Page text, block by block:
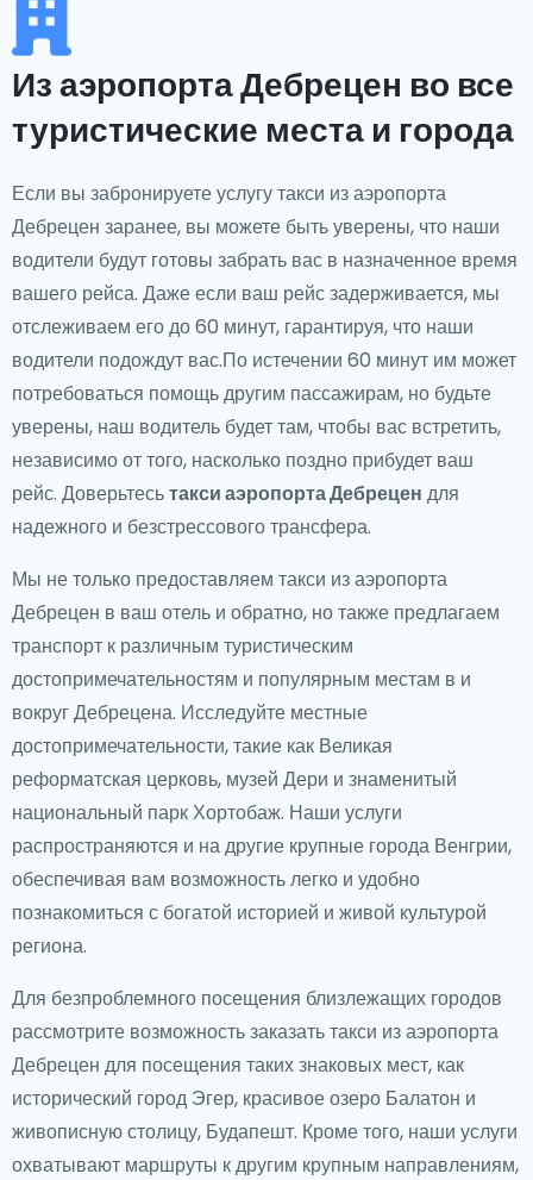
Из аэропорта Дебрецен во все
туристические места и города
Если вы забронируете услугу такси из аэропорта
Дебрецен заранее, вы можете быть уверены, что наши
водители будут готовы забрать вас в назначенное время
вашего рейса. Даже если ваш рейс задерживается, мы
отслеживаем его до 60 минут, гарантируя, что наши
водители подождут вас.По истечении 60 минут им может
потребоваться помощь другим пассажирам, но будьте
уверены, наш водитель будет там, чтобы вас встретить,
независимо от того, насколько поздно прибудет ваш
рейс. Доверьтесьтакси аэропорта Дебрецен для
надежного и безстрессового трансфера.
Мы не только предоставляем такси из аэропорта
Дебрецен в ваш отель и обратно, но также предлагаем
транспорт к различным туристическим
достопримечательностям и популярным местам в и
вокруг Дебрецена. Исследуйте местные
достопримечательности, такие как Великая
реформатская церковь, музей Дери и знаменитый
национальный парк Хортобаж. Наши услуги
распространяются и на другие крупные города Венгрии,
обеспечивая вам возможность легко и удобно
познакомиться с богатой историей и живой культурой
региона.
Для безпроблемного посещения близлежащих городов
рассмотрите возможность заказать такси из аэропорта
Дебрецен для посещения таких знаковых мест, как
исторический город Эгер, красивое озеро Балатон и
живописную столицу, Будапешт. Кроме того, наши услуги
охватывают маршруты к другим крупным направлениям,